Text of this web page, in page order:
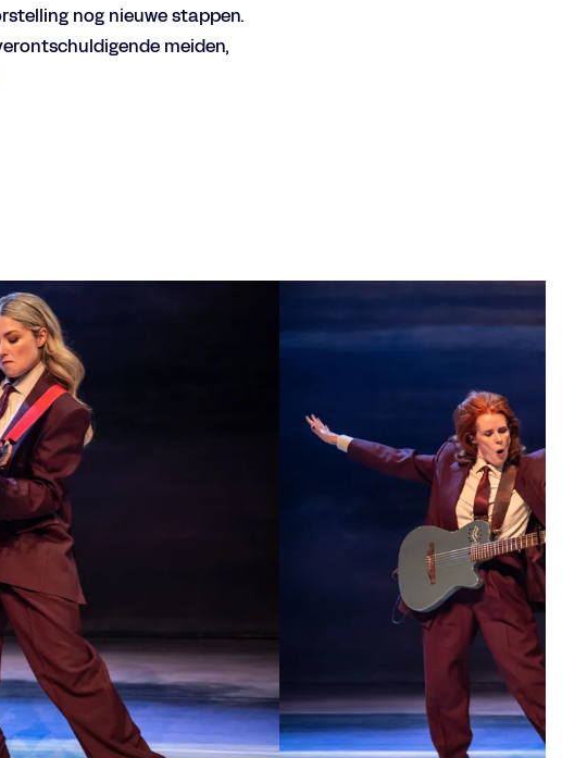
nog nieuwe stappen.
meiden,